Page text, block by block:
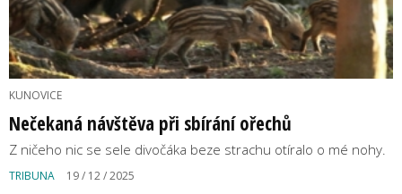
KUNOVICE
Nečekaná návštěva při sbírání ořechů
Z ničeho nic se sele divočáka beze strachu otíralo o mé nohy.
TRIBUNA 19 / 12 / 2025